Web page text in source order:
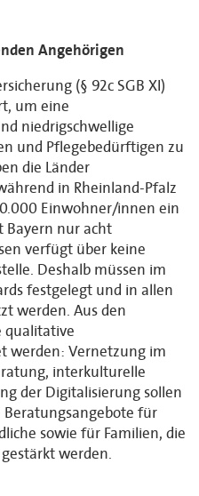
Angehörigen
(§ 92c SGB XI)
um eine
niedrigschwellige
und Pflegebedürftigen zu
die Länder
in Rheinland-Pfalz
Einwohner/innen ein
Bayern nur acht
verfügt über keine
Deshalb müssen im
festgelegt und in allen
werden. Aus den
qualitative
werden: Vernetzung im
interkulturelle
der Digitalisierung sollen
Beratungsangebote für
sowie für Familien, die
werden.